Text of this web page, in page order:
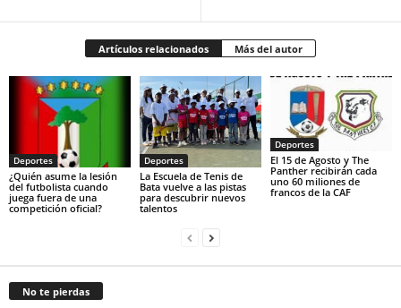
Artículos relacionados Más del autor
Deportes
¿Quién asume la lesión
del futbolista cuando
juega fuera de una
competición oficial?
Deportes
La Escuela de Tenis de
Bata vuelve a las pistas
para descubrir nuevos
talentos
Deportes
El 15 de Agosto y The
Panther recibirán cada
uno 60 miliones de
francos de la CAF
No te pierdas